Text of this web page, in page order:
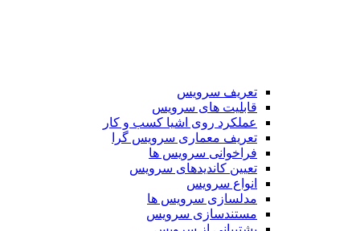
تعریف سرویس
قابلیت های سرویس
عملکرد روی اشیا کسب و کار
تعریف معماری سرویس گرا
فراخوانی سرویس ها
تعیین کاندیدهای سرویس
انواع سرویس
مدلسازی سرویس ها
مستندسازی سرویس